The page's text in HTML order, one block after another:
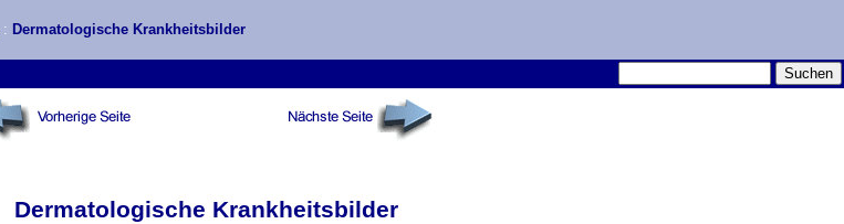
: Dermatologische Krankheitsbilder
Dermatologische Krankheitsbilder